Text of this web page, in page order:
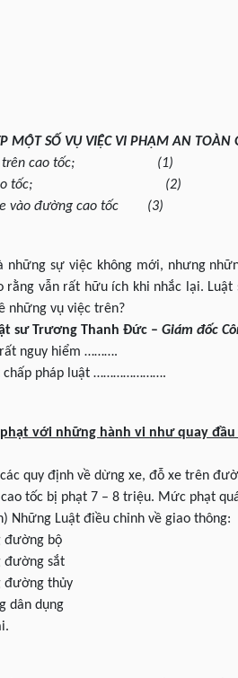
MỘT SỐ VỤ VIỆC VI PHẠM AN
xe trên cao tốc; (1)
trên cao tốc; (2)
xe vào đường cao tốc (3)
những sự việc không mới, nhưng
rằng vẫn rất hữu ích khi nhắc lại.
những vụ việc trên?
sư Trương Thanh Đức – Giám đốc
hiểm ……….
chấp pháp luật ………………….
với những hành vi như quay
quy định về dừng xe, đỗ xe trên
tốc bị phạt 7 – 8 triệu. Mức phạt
Những Luật điều chỉnh về giao thông:
đường bộ
đường sắt
đường thủy
dân dụng